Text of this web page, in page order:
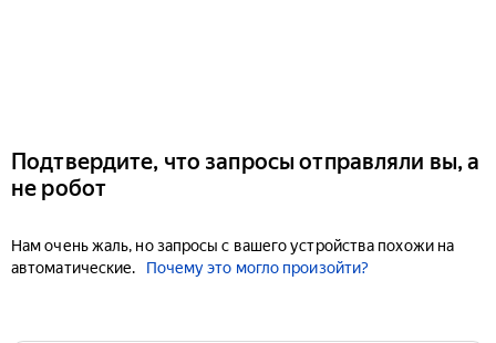
Подтвердите, что запросы отправляли вы, а
не робот
Нам очень жаль, но запросы с вашего устройства похожи на
автоматические.
Почему это могло произойти?